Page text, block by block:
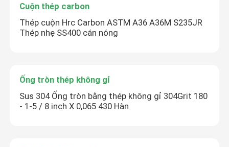
Cuộn thép carbon
Thép cuộn Hrc Carbon ASTM A36 A36M S235JR
Thép nhẹ SS400 cán nóng
Ống tròn thép không gỉ
Sus 304 Ống tròn bằng thép không gỉ 304Grit 180
- 1-5 / 8 inch X 0,065 430 Hàn